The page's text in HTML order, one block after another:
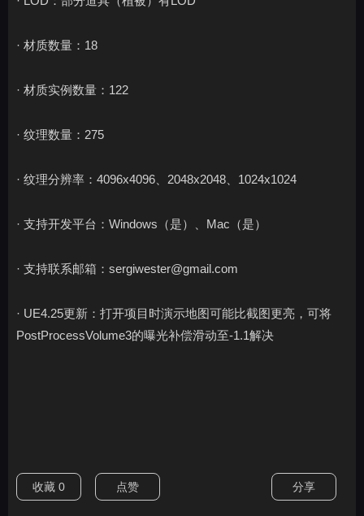
· 材质数量：18
· 材质实例数量：122
· 纹理数量：275
· 纹理分辨率：4096x4096、2048x2048、1024x1024
· 支持开发平台：Windows（是）、Mac（是）
· 支持联系邮箱：sergiwester@gmail.com
· UE4.25更新：打开项目时演示地图可能比截图更亮，可将
PostProcessVolume3的曝光补偿滑动至-1.1解决
收藏 0 点赞 分享